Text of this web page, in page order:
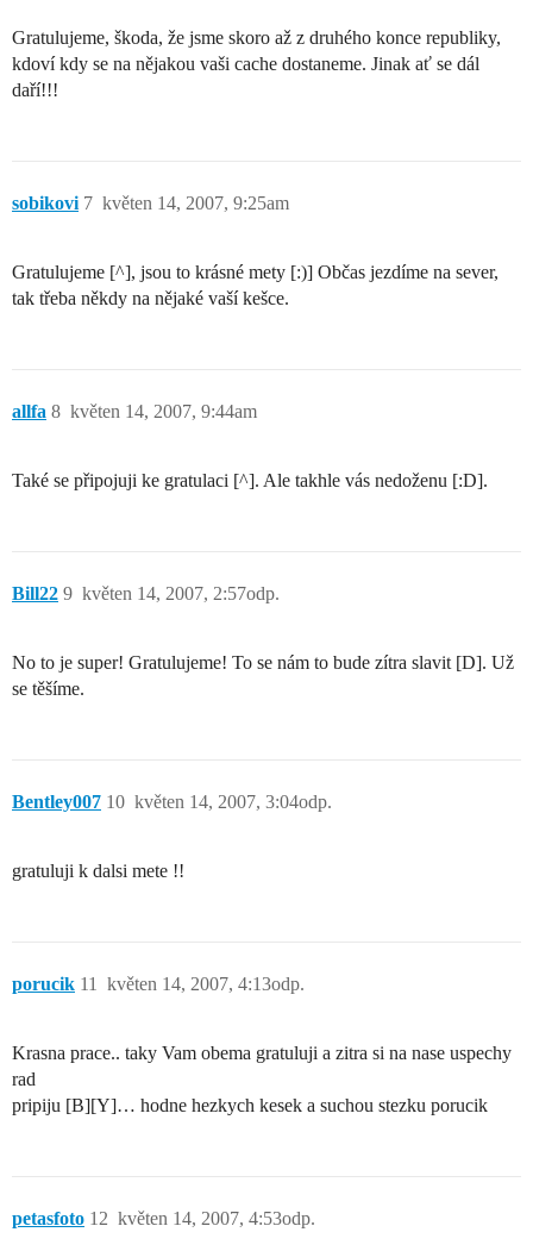
Gratulujeme, škoda, že jsme skoro až z druhého konce republiky,
kdoví kdy se na nějakou vaši cache dostaneme. Jinak ať se dál
daří!!!
sobikovi květen 14, 2007, 9:25am
7
Gratulujeme [^], jsou to krásné mety [:)] Občas jezdíme na sever,
tak třeba někdy na nějaké vaší kešce.
allfa květen 14, 2007, 9:44am
8
Také se připojuji ke gratulaci [^]. Ale takhle vás nedoženu [:D].
Bill22 květen 14, 2007, 2:57odp.
9
No to je super! Gratulujeme! To se nám to bude zítra slavit [D]. Už
se těšíme.
Bentley007 květen 14, 2007, 3:04odp.
10
gratuluji k dalsi mete !!
porucik květen 14, 2007, 4:13odp.
11
Krasna prace.. taky Vam obema gratuluji a zitra si na nase uspechy
rad
pripiju [B][Y]… hodne hezkych kesek a suchou stezku porucik
petasfoto květen 14, 2007, 4:53odp.
12